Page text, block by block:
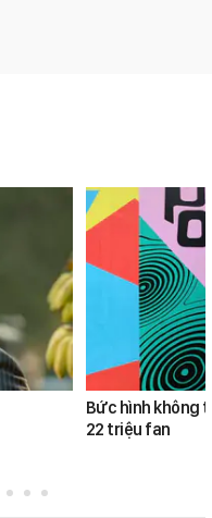
Bức hình không
22 triệu fan